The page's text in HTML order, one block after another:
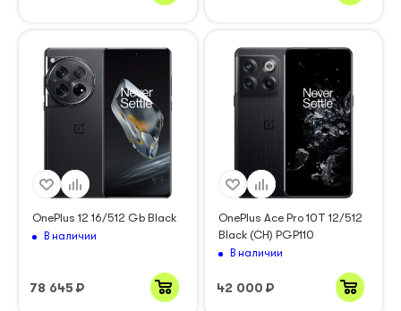
OnePlus 12 16/512 Gb Black
В наличии
78 645 ₽
OnePlus Ace Pro 10T 12/512
Black (CH) PGP110
В наличии
42 000 ₽